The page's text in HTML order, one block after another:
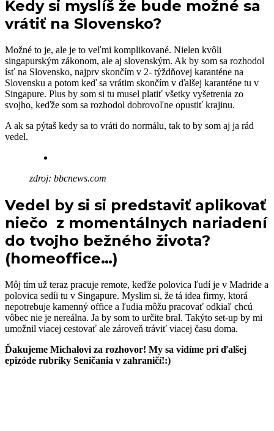
Kedy si myslíš že bude možné sa
vrátiť na Slovensko?
Možné to je, ale je to veľmi komplikované. Nielen kvôli
singapurským zákonom, ale aj slovenským. Ak by som sa rozhodol
ísť na Slovensko, najprv skončím v 2- týždňovej karanténe na
Slovensku a potom keď sa vrátim skončím v ďalšej karanténe tu v
Singapure. Plus by som si tu musel platiť všetky vyšetrenia zo
svojho, keďže som sa rozhodol dobrovoľne opustiť krajinu.
A ak sa pýtaš kedy sa to vráti do normálu, tak to by som aj ja rád
vedel.
zdroj: bbcnews.com
Vedel by si si predstaviť aplikovať
niečo z momentálnych nariadení
do tvojho bežného života?
(homeoffice…)
Môj tím už teraz pracuje remote, keďže polovica ľudí je v Madride a
polovica sedíi tu v Singapure. Myslim si, že tá idea firmy, ktorá
nepotrebuje kamenný office a ľudia môžu pracovať odkiaľ chcú
vôbec nie je nereálna. Ja by som to určite bral. Takýto set-up by mi
umožnil viacej cestovať ale zároveň tráviť viacej času doma.
Ďakujeme Michalovi za rozhovor! My sa vidíme pri ďalšej
epizóde rubriky Seničania v zahraničí!:)